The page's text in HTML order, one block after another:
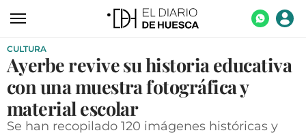
ACTUALIDAD
ECONOMÍA
TECNOLOGÍA
TURISMO
CULTURA
Ayerbe revive su historia educativa
con una muestra fotográfica y
material escolar
Se han recopilado 120 imágenes históricas y